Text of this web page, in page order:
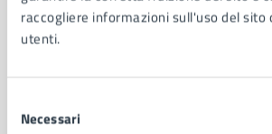
raccogliere informazioni sull'uso del sito
utenti.
delNecessari
Aree amministrative
Organi di governo
Politici